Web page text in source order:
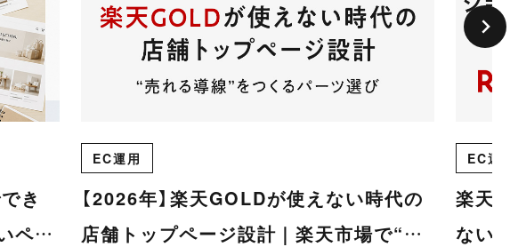
き
ペー
EC運用
【2026年】楽天GOLDが使えない時代の
店舗トップページ設計｜楽天市場で“売
EC運
楽天
ない